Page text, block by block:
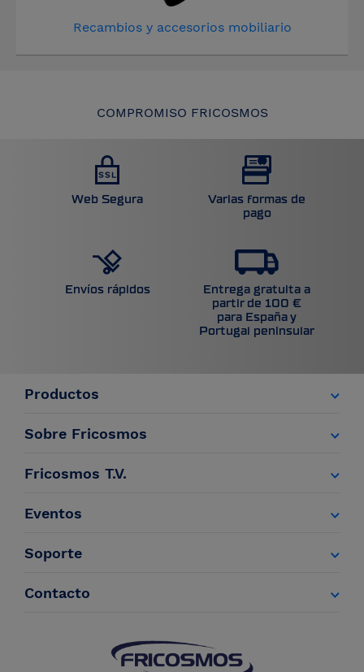
Recambios y accesorios mobiliario
COMPROMISO FRICOSMOS
Web Segura
Varias formas de
pago
Envíos rápidos
Entrega gratuita a
partir de 100 €
para España y
Portugal peninsular
Productos
Sobre Fricosmos
Fricosmos T.V.
Eventos
Soporte
Contacto